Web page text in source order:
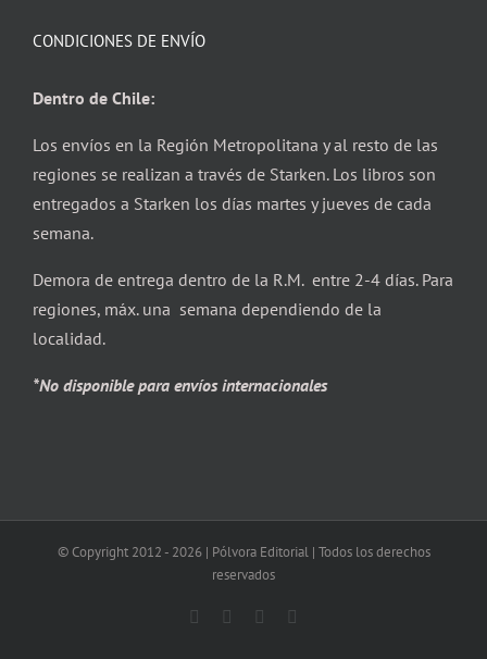
CONDICIONES DE ENVÍO
Dentro de Chile:
Los envíos en la Región Metropolitana y al resto de las
regiones se realizan a través de Starken. Los libros son
entregados a Starken los días martes y jueves de cada
semana.
Demora de entrega dentro de la R.M. entre 2-4 días. Para
regiones, máx. una semana dependiendo de la
localidad.
*No disponible para envíos internacionales
© Copyright 2012 - 2026 | Pólvora Editorial | Todos los derechos
reservados
Facebook Instagram